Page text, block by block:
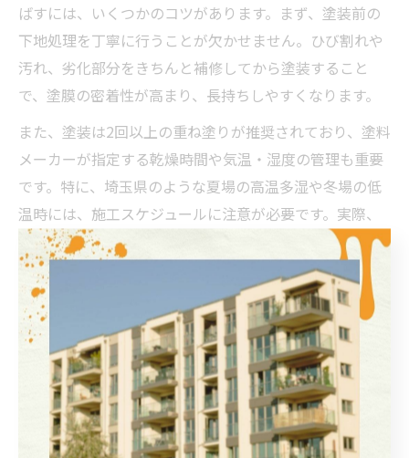
ばすには、いくつかのコツがあります。まず、塗装前の
下地処理を丁寧に行うことが欠かせません。ひび割れや
汚れ、劣化部分をきちんと補修してから塗装すること
で、塗膜の密着性が高まり、長持ちしやすくなります。
また、塗装は2回以上の重ね塗りが推奨されており、塗料
メーカーが指定する乾燥時間や気温・湿度の管理も重要
です。特に、埼玉県のような夏場の高温多湿や冬場の低
温時には、施工スケジュールに注意が必要です。実際、
適切な施工管理がなされなかった場合、塗膜の剥がれや
ひび割れといったトラブルが報告されています。
経験豊富な業者を選び、事前の打ち合わせで施工手順や
保証内容を確認することで、無機塗料のメリットを最大
限に活かせます。長期的な安心のためにも、細部まで手
を抜かない施工を心がけましょう。
埼玉県に適した無機塗料の外壁塗装とは